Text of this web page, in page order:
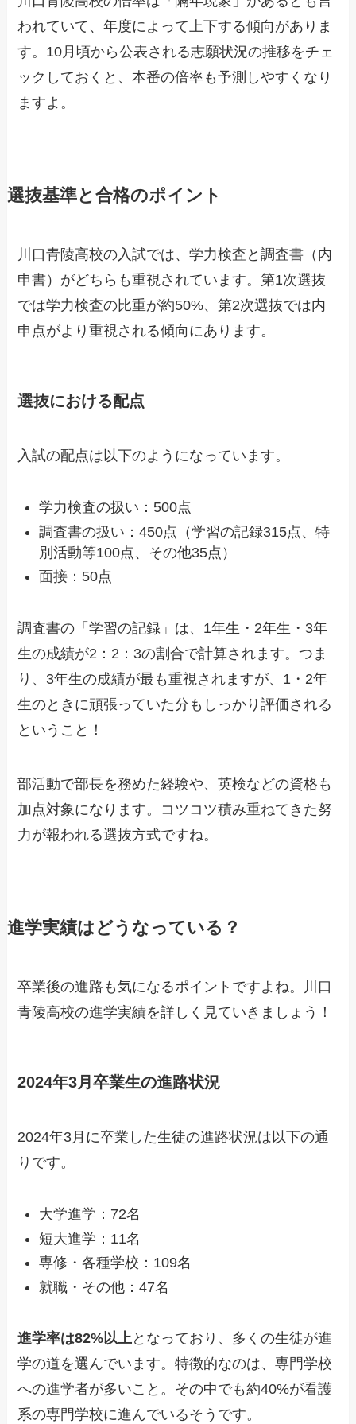
われていて、年度によって上下する傾向がありま
す。10月頃から公表される志願状況の推移をチェ
ックしておくと、本番の倍率も予測しやすくなり
ますよ。
選抜基準と合格のポイント
川口青陵高校の入試では、学力検査と調査書（内
申書）がどちらも重視されています。第1次選抜
では学力検査の比重が約50%、第2次選抜では内
申点がより重視される傾向にあります。
選抜における配点
入試の配点は以下のようになっています。
学力検査の扱い：500点
調査書の扱い：450点（学習の記録315点、特
別活動等100点、その他35点）
面接：50点
調査書の「学習の記録」は、1年生・2年生・3年
生の成績が2：2：3の割合で計算されます。つま
り、3年生の成績が最も重視されますが、1・2年
生のときに頑張っていた分もしっかり評価される
ということ！
部活動で部長を務めた経験や、英検などの資格も
加点対象になります。コツコツ積み重ねてきた努
力が報われる選抜方式ですね。
進学実績はどうなっている？
卒業後の進路も気になるポイントですよね。川口
青陵高校の進学実績を詳しく見ていきましょう！
2024年3月卒業生の進路状況
2024年3月に卒業した生徒の進路状況は以下の通
りです。
大学進学：72名
短大進学：11名
専修・各種学校：109名
就職・その他：47名
進学率は82%以上となっており、多くの生徒が進
学の道を選んでいます。特徴的なのは、専門学校
への進学者が多いこと。その中でも約40%が看護
系の専門学校に進んでいるそうです。